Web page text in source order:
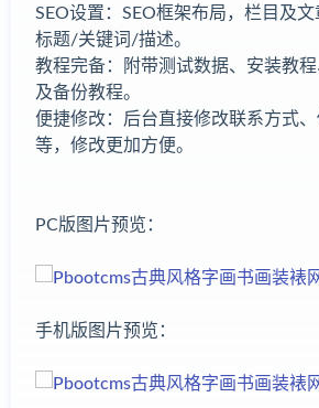
SEO设置：SEO框架布局，栏目及
标题/关键词/描述。
教程完备：附带测试数据、安装教
及备份教程。
便捷修改：后台直接修改联系方式
等，修改更加方便。
PC版图片预览：
手机版图片预览：